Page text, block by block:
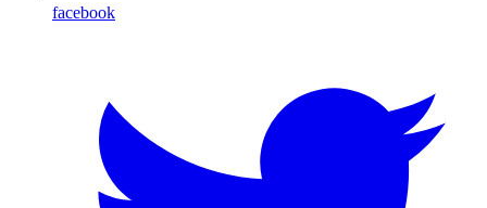
facebook